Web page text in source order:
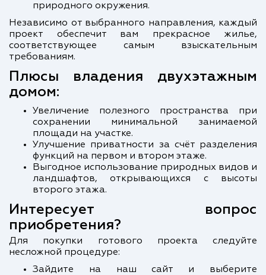
природного окружения.
Независимо от выбранного направления, каждый
проект обеспечит вам прекрасное жилье,
соответствующее самым взыскательным
требованиям.
Плюсы владения двухэтажным
домом:
Увеличение полезного пространства при
сохранении минимальной занимаемой
площади на участке.
Улучшение приватности за счёт разделения
функций на первом и втором этаже.
Выгодное использование природных видов и
ландшафтов, открывающихся с высоты
второго этажа.
Интересует вопрос
приобретения?
Для покупки готового проекта следуйте
несложной процедуре:
Зайдите на наш сайт и выберите